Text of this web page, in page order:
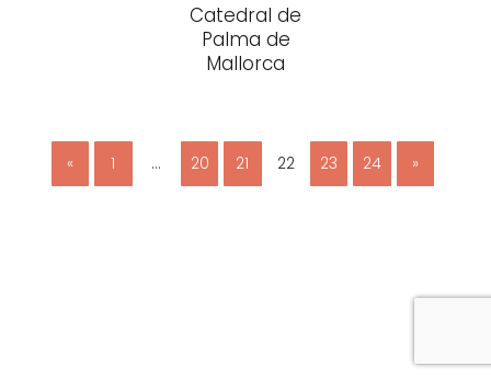
Catedral de
Palma de
Mallorca
« 1 … 20 21 22 23 24 »